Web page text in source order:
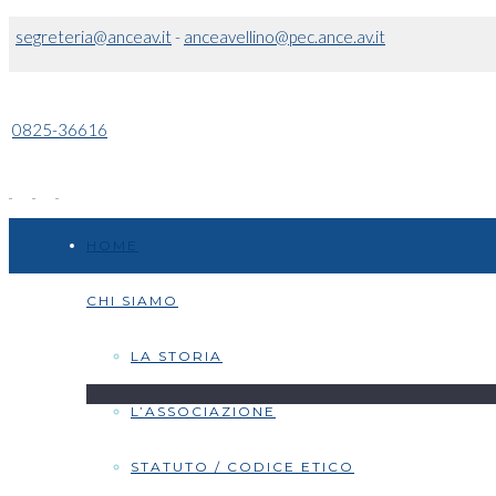
segreteria@anceav.it- anceavellino@pec.ance.av.it
0825-36616
CHI SIAMO
LA STORIA
L’ASSOCIAZIONE
STATUTO / CODICE ETICO